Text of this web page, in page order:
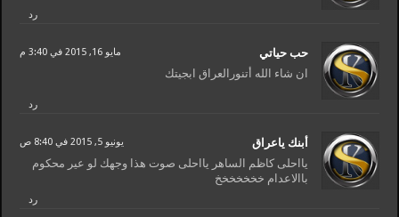
رد
حب حياتي مايو 16, 2015 في 3:40 م
ان شاء الله أتنورالعراق ابجيتك
رد
أبنك ياعراق يونيو 5, 2015 في 8:40 ص
يااحلى كاظم الساهر يااحلى صوت هذا وجهك لو عير محكوم
باالاعدام خخخخخخخ
رد